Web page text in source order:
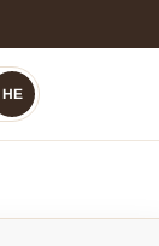
HE